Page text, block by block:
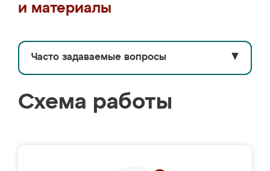
и материалы
Часто задаваемые вопросы ▼
Схема работы